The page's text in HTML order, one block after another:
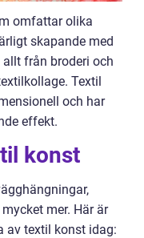
omfattar olika
skapande med
från broderi och
Textil
och har
effekt.
konst
mer. Här är
av textil konst idag: